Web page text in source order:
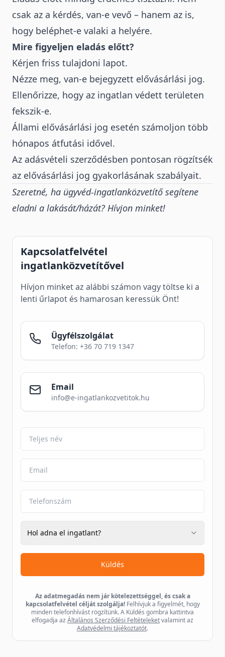
csak az a kérdés, van-e vevő – hanem az is,
hogy beléphet-e valaki a helyére.
Mire figyeljen eladás előtt?
Kérjen friss tulajdoni lapot.
Nézze meg, van-e bejegyzett elővásárlási jog.
Ellenőrizze, hogy az ingatlan védett területen
fekszik-e.
Állami elővásárlási jog esetén számoljon több
hónapos átfutási idővel.
Az adásvételi szerződésben pontosan rögzítsék
az elővásárlási jog gyakorlásának szabályait.
Szeretné, ha ügyvéd-ingatlanközvetítő segítene
eladni a lakását/házát? Hívjon minket!
Kapcsolatfelvétel
ingatlanközvetítővel
Hívjon minket az alábbi számon vagy töltse ki a
lenti űrlapot és hamarosan keressük Önt!
Ügyfélszolgálat
Telefon: +36 70 719 1347
Email
info@e-ingatlankozvetitok.hu
Hol adna el ingatlant?
Küldés
Az adatmegadás nem jár kötelezettséggel, és csak a
kapcsolatfelvétel célját szolgálja! Felhívjuk a figyelmét, hogy
minden telefonhívást rögzítünk. A Küldés gombra kattintva
elfogadja az Általános Szerződési Feltételeketvalamint az
Adatvédelmi tájékoztatót.